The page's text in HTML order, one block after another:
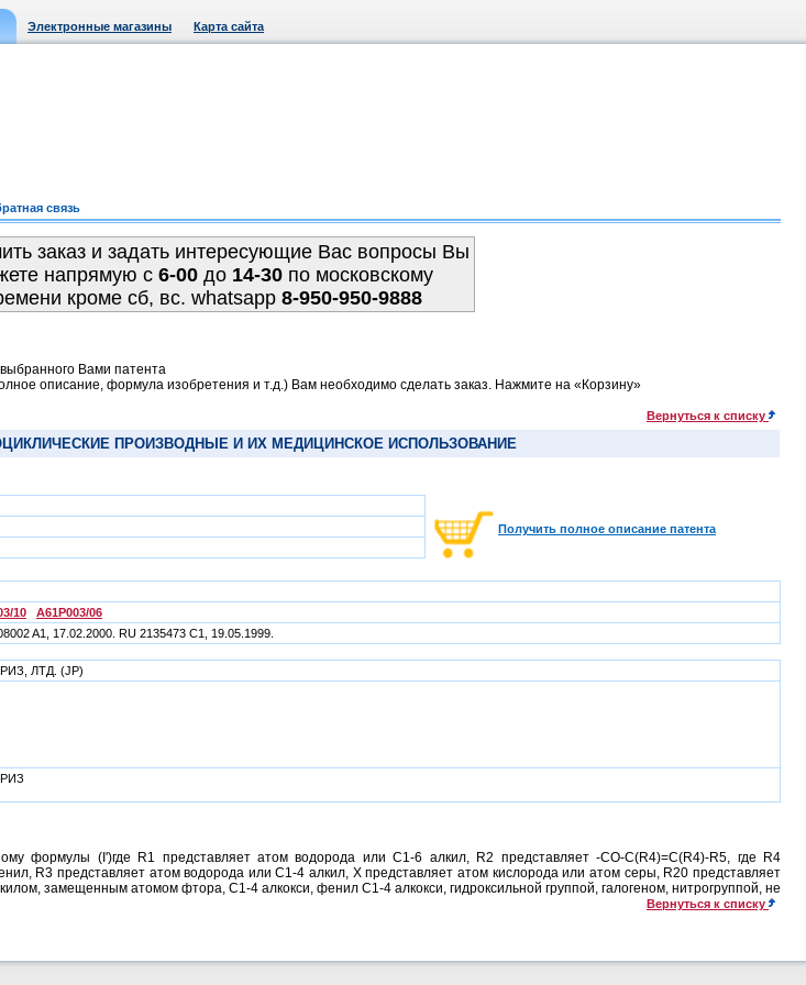
Электронные магазины Карта сайта
связь
заказ и задать интересующие Вас вопросы Вы
напрямую c 6-00до 14-30по московскому
кроме сб, вс. whatsapp 8-950-950-9888
Вами патента
описание, формула изобретения и т.д.) Вам необходимо сделать заказ. Нажмите на «Корзину»
Вернуться к списку
ПРОИЗВОДНЫЕ И ИХ МЕДИЦИНСКОЕ ИСПОЛЬЗОВАНИЕ
Получить полное описание патента
10
A61P003/06
A1, 17.02.2000. RU 2135473 C1, 19.05.1999.
ЛТД. (JP)
формулы (I')где R1 представляет атом водорода или C1-6 алкил, R2 представляет -СО-C(R4)=C(R4)-R5, где R4
R3 представляет атом водорода или C1-4 алкил, Х представляет атом кислорода или атом серы, R20 представляет
замещенным атомом фтора, C1-4 алкокси, фенил C1-4 алкокси, гидроксильной группой, галогеном, нитрогруппой, не
Вернуться к списку